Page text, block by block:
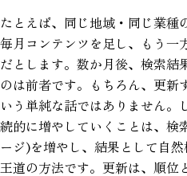
たとえば、同じ地域・同じ業種
毎月コンテンツを足し、もう一
だとします。数か月後、検索結
のは前者です。もちろん、更新
いう単純な話ではありません。
続的に増やしていくことは、検
ージ)を増やし、結果として自
王道の方法です。更新は、順位